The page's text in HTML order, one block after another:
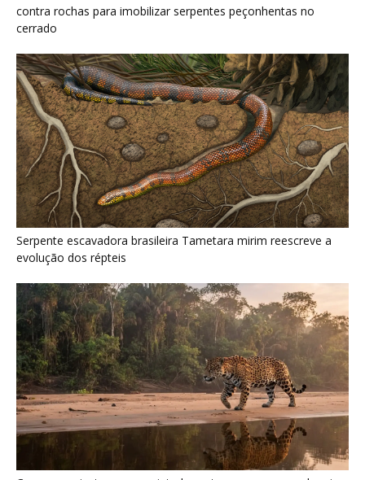
Como a majestosa onça pintada protege as margens dos rios
e sustenta o equilíbrio ecológico na floresta amazônica
Últimas noticias
O que acontece com uma carcaça na
floresta? Um besouro pode...
5 de agosto de 2026
Um simples tapete de musgo escondia
centenas de formas de vida...